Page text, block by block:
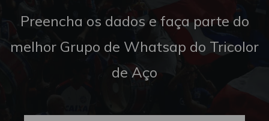
Preencha os dados e faça parte do
melhor Grupo de Whatsap do Tricolor
de Aço